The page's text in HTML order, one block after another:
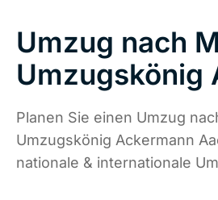
Umzug nach
Umzugskönig
Planen Sie einen Umzug
Umzugskönig Ackermann
nationale & internationale